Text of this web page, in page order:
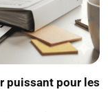
puissant pour les